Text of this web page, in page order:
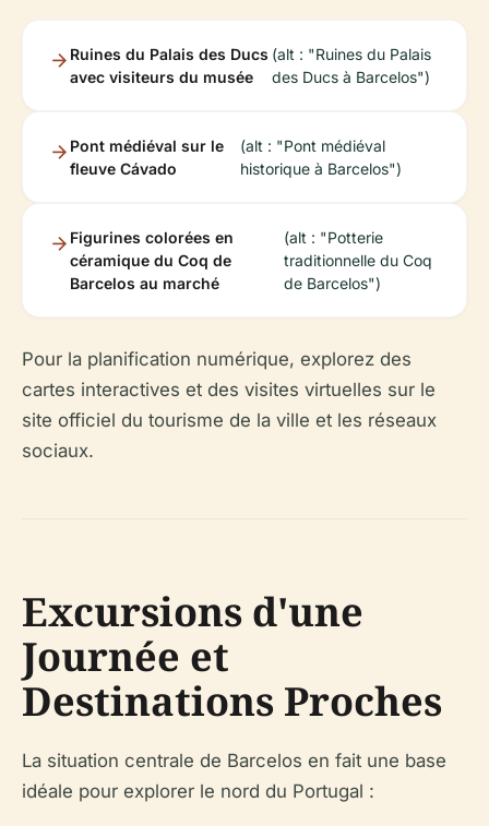
Ruines du Palais des Ducs
avec visiteurs du musée
(alt : "Ruines du Palais
des Ducs à Barcelos")
Pont médiéval sur le
fleuve Cávado
(alt : "Pont médiéval
historique à Barcelos")
Figurines colorées en
céramique du Coq de
Barcelos au marché
(alt : "Potterie
traditionnelle du Coq
de Barcelos")
Pour la planification numérique, explorez des
cartes interactives et des visites virtuelles sur le
site officiel du tourisme de la ville et les réseaux
sociaux.
Excursions d'une
Journée et
Destinations Proches
La situation centrale de Barcelos en fait une base
idéale pour explorer le nord du Portugal :